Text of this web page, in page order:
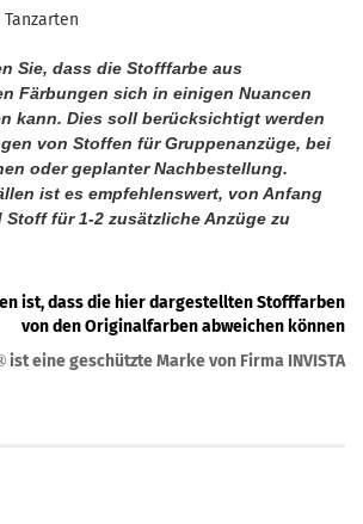
Sie, dass die Stofffarbe aus
Färbungen sich in einigen Nuancen
kann. Dies soll berücksichtigt werden
von Stoffen für Gruppenanzüge, bei
oder geplanter Nachbestellung.
ist es empfehlenswert, von Anfang
Stoff für 1-2 zusätzliche Anzüge zu
ist, dass die hier dargestellten Stofffarben
von den Originalfarben abweichen können
ist eine geschützte Marke von Firma INVISTA